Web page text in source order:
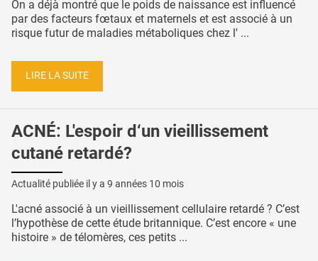
On a déjà montré que le poids de naissance est influencé
par des facteurs fœtaux et maternels et est associé à un
risque futur de maladies métaboliques chez l' ...
LIRE LA SUITE
ACNÉ: L'espoir d‘un vieillissement
cutané retardé?
Actualité publiée il y a 9 années 10 mois
L'acné associé à un vieillissement cellulaire retardé ? C’est
l’hypothèse de cette étude britannique. C’est encore « une
histoire » de télomères, ces petits ...